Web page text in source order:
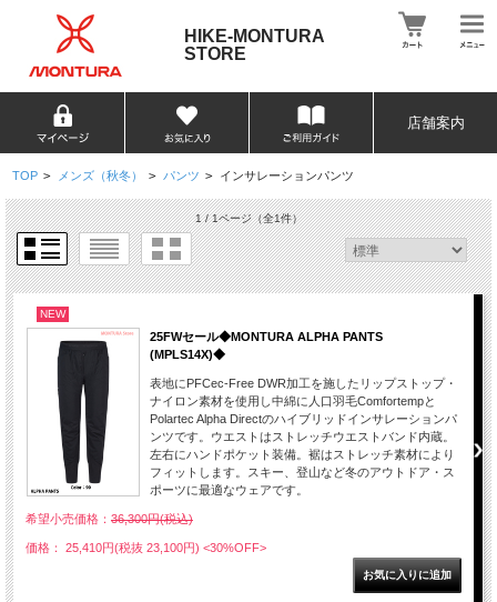
HIKE-MONTURA
STORE
店舗案内
TOP > メンズ（秋冬） > パンツ > インサレーションパンツ
1 / 1ページ（全1件）
NEW
25FWセール◆MONTURA ALPHA PANTS
(MPLS14X)◆
表地にPFCec-Free DWR加工を施したリップストップ・
ナイロン素材を使用し中綿に人口羽毛Comfortempと
Polartec Alpha Directのハイブリッドインサレーションパ
ンツです。ウエストはストレッチウエストバンド内蔵。
左右にハンドポケット装備。裾はストレッチ素材により
フィットします。スキー、登山など冬のアウトドア・ス
ポーツに最適なウェアです。
希望小売価格： 36,300円(税込)
価格： 25,410円(税抜 23,100円) <30%OFF>